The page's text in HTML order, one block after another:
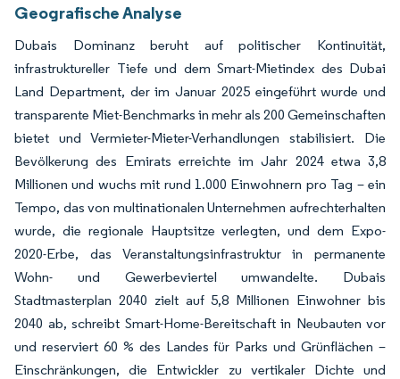
Geografische Analyse
Dubais Dominanz beruht auf politischer Kontinuität,
infrastruktureller Tiefe und dem Smart-Mietindex des Dubai
Land Department, der im Januar 2025 eingeführt wurde und
transparente Miet-Benchmarks in mehr als 200 Gemeinschaften
bietet und Vermieter-Mieter-Verhandlungen stabilisiert. Die
Bevölkerung des Emirats erreichte im Jahr 2024 etwa 3,8
Millionen und wuchs mit rund 1.000 Einwohnern pro Tag – ein
Tempo, das von multinationalen Unternehmen aufrechterhalten
wurde, die regionale Hauptsitze verlegten, und dem Expo-
2020-Erbe, das Veranstaltungsinfrastruktur in permanente
Wohn- und Gewerbeviertel umwandelte. Dubais
Stadtmasterplan 2040 zielt auf 5,8 Millionen Einwohner bis
2040 ab, schreibt Smart-Home-Bereitschaft in Neubauten vor
und reserviert 60 % des Landes für Parks und Grünflächen –
Einschränkungen, die Entwickler zu vertikaler Dichte und